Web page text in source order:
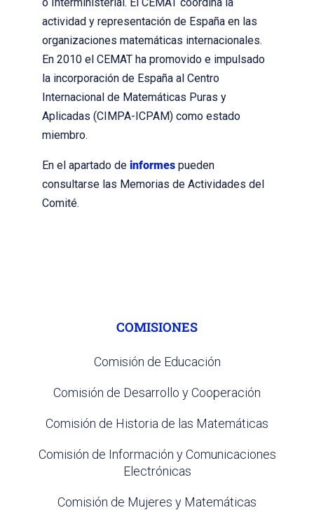
actividad y representación de España en las
organizaciones matemáticas internacionales.
En 2010 el CEMAT ha promovido e impulsado
la incorporación de España al Centro
Internacional de Matemáticas Puras y
Aplicadas (CIMPA-ICPAM) como estado
miembro.
En el apartado de informes pueden
consultarse las Memorias de Actividades del
Comité.
COMISIONES
Comisión de Educación
Comisión de Desarrollo y Cooperación
Comisión de Historia de las Matemáticas
Comisión de Información y Comunicaciones
Electrónicas
Comisión de Mujeres y Matemáticas